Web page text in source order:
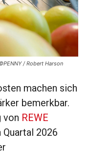
/ Robert Harson
machen sich
bemerkbar.
von REWE
2026